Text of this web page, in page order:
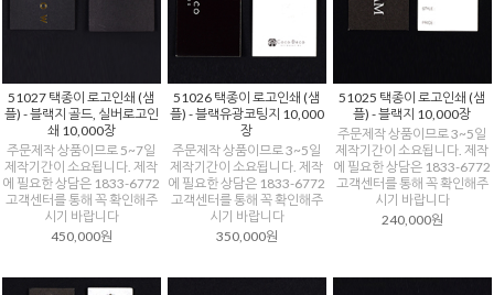
51027 택종이 로고인쇄 (샘
플) - 블랙지 골드, 실버로고인
쇄 10,000장
주문제작 상품이므로 5~7일
제작기간이 소요됩니다. 제작
에 필요한 상담은 1833-6772
고객센터를 통해 꼭 확인해주
시기 바랍니다
450,000원
51026 택종이 로고인쇄 (샘
플) - 블랙유광코팅지 10,000
장
주문제작 상품이므로 3~5일
제작기간이 소요됩니다. 제작
에 필요한 상담은 1833-6772
고객센터를 통해 꼭 확인해주
시기 바랍니다
350,000원
51025 택종이 로고인쇄 (샘
플) - 블랙지 10,000장
주문제작 상품이므로 3~5일
제작기간이 소요됩니다. 제작
에 필요한 상담은 1833-6772
고객센터를 통해 꼭 확인해주
시기 바랍니다
240,000원